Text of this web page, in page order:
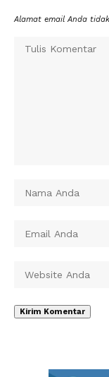
Alamat email Anda